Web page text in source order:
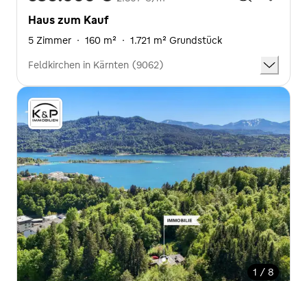
Haus zum Kauf
5 Zimmer · 160 m² · 1.721 m² Grundstück
Feldkirchen in Kärnten (9062)
1 / 8